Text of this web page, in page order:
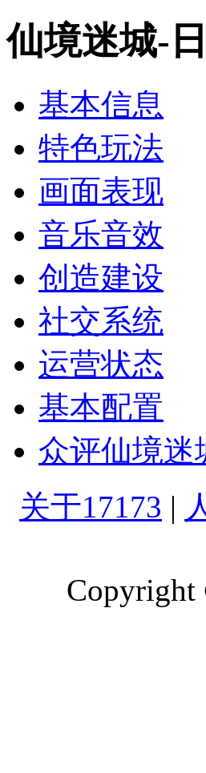
仙境迷城-
基本信息
特色玩法
画面表现
音乐音效
创造建设
社交系统
运营状态
基本配置
众评仙境迷
关于17173 |
Copyright